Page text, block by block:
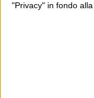
"Privacy" in fondo